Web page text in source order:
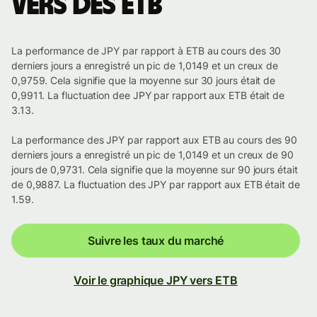
vers des ETB
La performance de JPY par rapport à ETB au cours des 30
derniers jours a enregistré un pic de 1,0149 et un creux de
0,9759. Cela signifie que la moyenne sur 30 jours était de
0,9911. La fluctuation dee JPY par rapport aux ETB était de
3.13.
La performance des JPY par rapport aux ETB au cours des 90
derniers jours a enregistré un pic de 1,0149 et un creux de 90
jours de 0,9731. Cela signifie que la moyenne sur 90 jours était
de 0,9887. La fluctuation des JPY par rapport aux ETB était de
1.59.
Suivre les taux du marché
Voir le graphique JPY vers ETB